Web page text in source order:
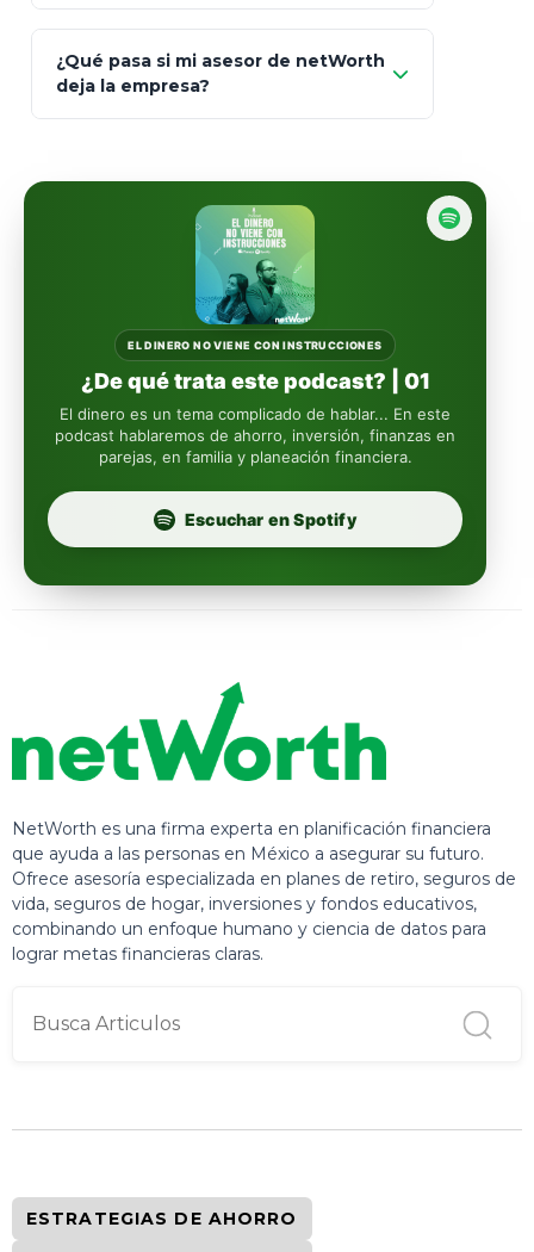
NetWorth es una firma experta en planificación financiera
que ayuda a las personas en México a asegurar su futuro.
Ofrece asesoría especializada en planes de retiro, seguros de
vida, seguros de hogar, inversiones y fondos educativos,
combinando un enfoque humano y ciencia de datos para
lograr metas financieras claras.
ESTRATEGIAS DE AHORRO
Fintual
Principal
Sura
Insignia Life
Profuturo
Art.
93
totalmente
libres de impuestos
¿Qué pasa si mi asesor de netWorth
deja la empresa?
automáticamente
EL DINERO NO VIENE CON INSTRUCCIONES
¿De qué trata este podcast? | 01
El dinero es un tema complicado de hablar... En este
podcast hablaremos de ahorro, inversión, finanzas en
parejas, en familia y planeación financiera.
Escuchar en Spotify